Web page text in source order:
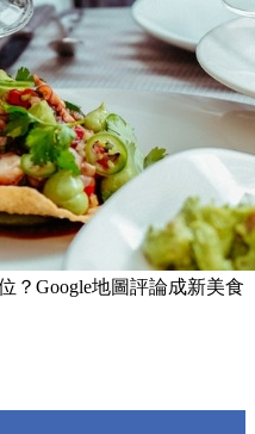
？Google地圖評論成新美食